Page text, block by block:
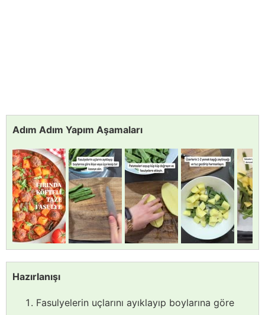
Adım Adım Yapım Aşamaları
Hazırlanışı
Fasulyelerin uçlarını ayıklayıp boylarına göre